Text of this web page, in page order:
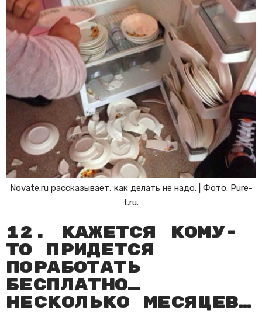
Novate.ru рассказывает, как делать не надо. | Фото: Pure-
t.ru.
12. Кажется кому-
то придется
поработать
бесплатно…
несколько месяцев…